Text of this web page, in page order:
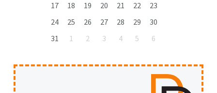
17
18 19 20 21 22
23
24
25 26 27 28 29
30
31
1 2 3 4 5 6